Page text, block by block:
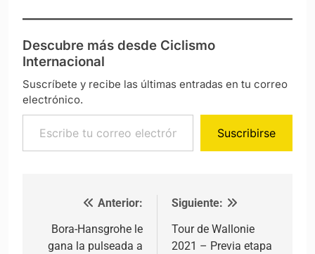
Descubre más desde Ciclismo
Internacional
Suscríbete y recibe las últimas entradas en tu correo
electrónico.
Escribe tu correo electrónico…
Suscribirse
Navegación de entradas
Anterior:
Bora-Hansgrohe le
gana la pulseada a
Siguiente:
Tour de Wallonie
2021 – Previa etapa